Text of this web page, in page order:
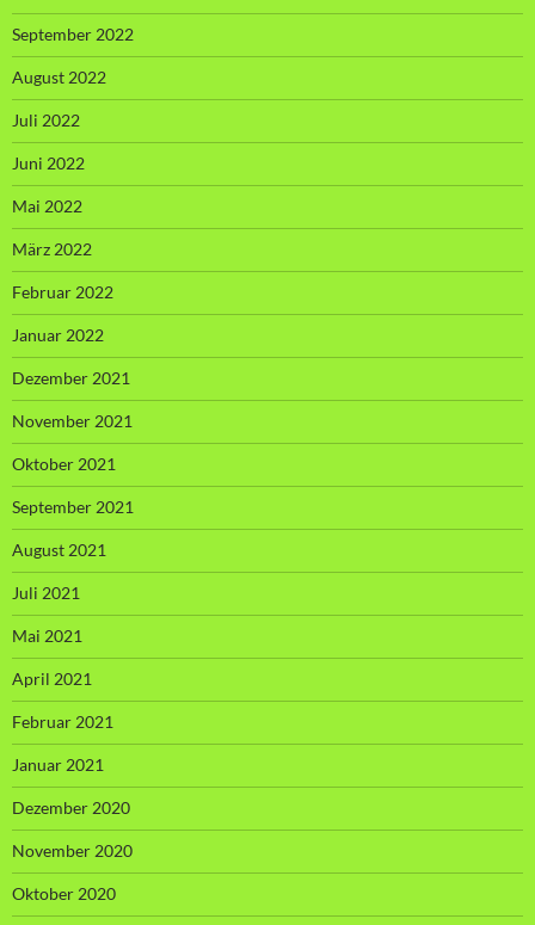
September 2022
August 2022
Juli 2022
Juni 2022
Mai 2022
März 2022
Februar 2022
Januar 2022
Dezember 2021
November 2021
Oktober 2021
September 2021
August 2021
Juli 2021
Mai 2021
April 2021
Februar 2021
Januar 2021
Dezember 2020
November 2020
Oktober 2020